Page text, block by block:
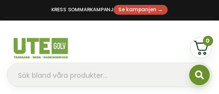
KRESS SOMMARKAMPANJ Se kampanjen →
0